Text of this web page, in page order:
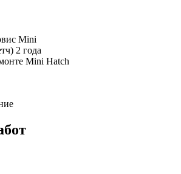
Mini
2 года
Mini Hatch